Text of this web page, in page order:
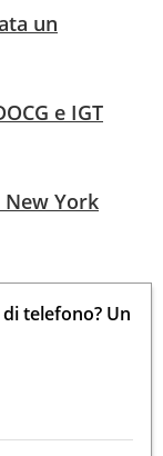
un
e IGT
New York
telefono? Un